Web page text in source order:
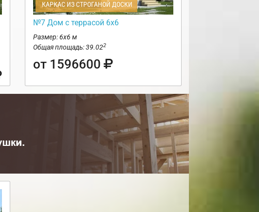
КАРКАС ИЗ СТРОГАНОЙ ДОСКИ
№7 Дом с террасой 6х6
Размер: 6х6 м
Общая площадь: 39.022
от 1596600